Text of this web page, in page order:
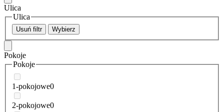
Ulica
Ulica
Usuń filtr Wybierz
Pokoje
Pokoje
1-pokojowe0
2-pokojowe0